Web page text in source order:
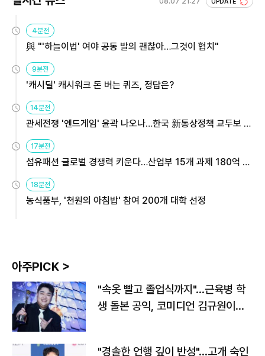
4분전
與 "'하늘이법' 여야 공동 발의 괜찮아…그것이 협치"
9분전
'캐시딜' 캐시워크 돈 버는 퀴즈, 정답은?
14분전
관세전쟁 '엔드게임' 윤곽 나오나…한국 新통상정책 교두보 활
용해야
17분전
섬유패션 글로벌 경쟁력 키운다…산업부 15개 과제 180억 지
원
18분전
농식품부, '천원의 아침밥' 참여 200개 대학 선정
아주PICK >
"속옷 빨고 졸업식까지"…근육병 학
생 돌본 공익, 코미디언 김규원이었
"경솔한 언행 깊이 반성"…고개 숙인